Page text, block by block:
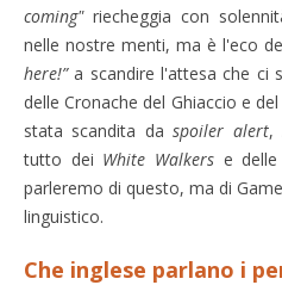
coming" riecheggia con
nelle nostre menti, ma è l'eco
here!”a scandire l'attesa che ci
delle Cronache del Ghiaccio e
stata scandita daspoiler alert,
tutto dei White Walkers e
parleremo di questo, ma di
linguistico.
Che inglese parlano i